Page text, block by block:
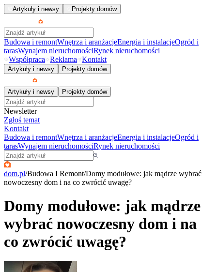
Artykuły i newsy Projekty domów
Budowa i remontWnętrza i aranżacjeEnergia i instalacjeOgród i
tarasWynajem nieruchomościRynek nieruchomości
Współpraca
Reklama Kontakt
Artykuły i newsy Projekty domów
Artykuły i newsy Projekty domów
Newsletter
Zgłoś temat
Kontakt
Budowa i remontWnętrza i aranżacjeEnergia i instalacjeOgród i
tarasWynajem nieruchomościRynek nieruchomości
dom.pl/Budowa I Remont/Domy modułowe: jak mądrze wybrać
nowoczesny dom i na co zwrócić uwagę?
Domy modułowe: jak mądrze
wybrać nowoczesny dom i na
co zwrócić uwagę?